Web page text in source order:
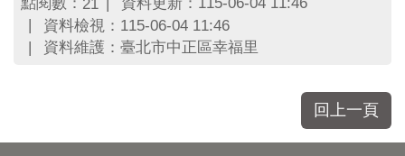
21
資料檢視：115-06-04 11:46
資料維護：臺北市中正區幸福里
回上一頁